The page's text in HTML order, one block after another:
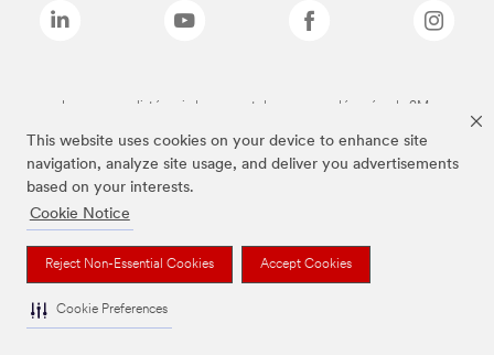
This website uses cookies on your device to enhance site
navigation, analyze site usage, and deliver you advertisements
based on your interests.
Cookie Notice
Reject Non-Essential Cookies Accept Cookies
Cookie Preferences
Les marques listées ci-dessus sont des marques déposées de 3M.